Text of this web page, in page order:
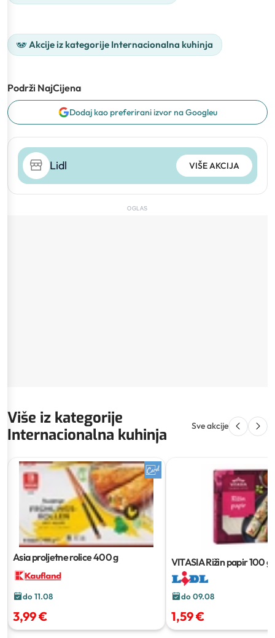
Akcije iz kategorije Internacionalna kuhinja
Podrži NajCijena
Dodaj kao preferirani izvor na Googleu
Lidl VIŠE AKCIJA
OGLAS
Više iz kategorije
Internacionalna kuhinja
Sve akcije
Asia proljetne rolice400 g
do 11.08
3,99 €
VITASIA Rižin papir100 g
do 09.08
1,59 €